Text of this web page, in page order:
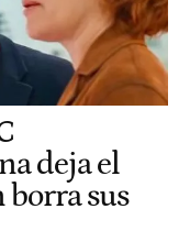
deja el
sus